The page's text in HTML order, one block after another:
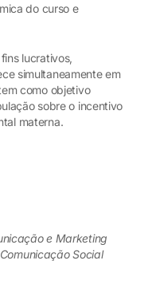
do curso e
lucrativos,
simultaneamente em
como objetivo
sobre o incentivo
materna.
e Marketing
Social